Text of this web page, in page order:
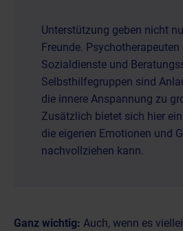
Unterstützung geben nicht
Freunde. Psychotherapeuten
Sozialdienste und
Selbsthilfegruppen sind
die innere Anspannung zu
Zusätzlich bietet sich hier
die eigenen Emotionen und
nachvollziehen kann.
Ganz wichtig: Auch, wenn es